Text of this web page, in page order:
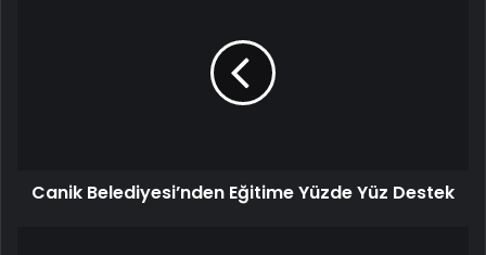
Canik Belediyesi’nden Eğitime Yüzde Yüz Destek